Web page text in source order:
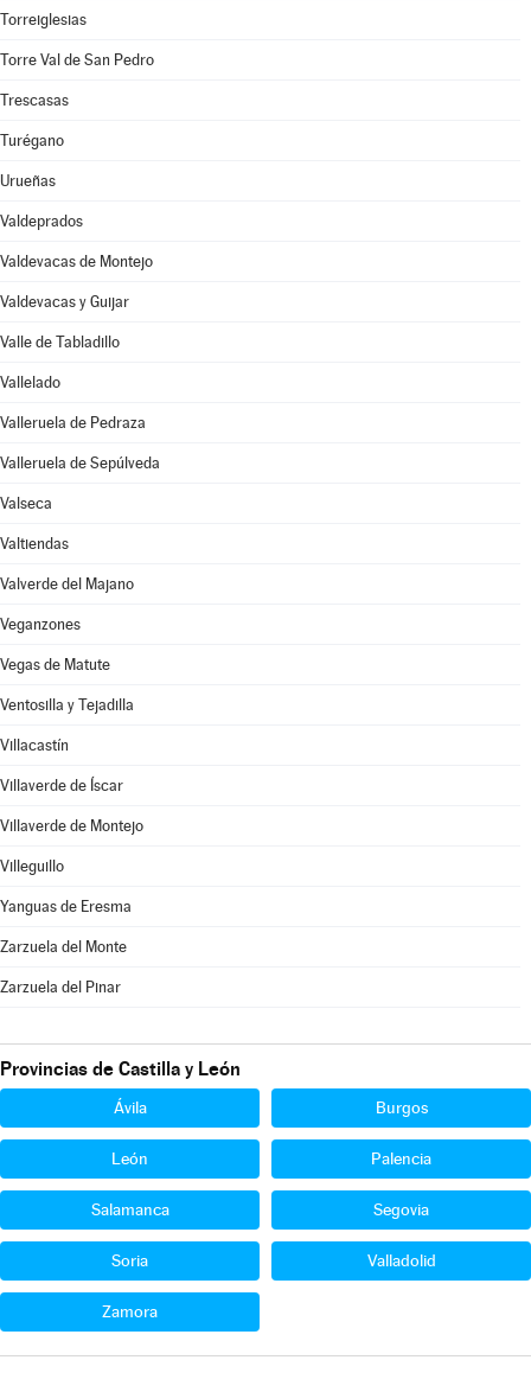
Torreiglesias
Torre Val de San Pedro
Trescasas
Turégano
Urueñas
Valdeprados
Valdevacas de Montejo
Valdevacas y Guijar
Valle de Tabladillo
Vallelado
Valleruela de Pedraza
Valleruela de Sepúlveda
Valseca
Valtiendas
Valverde del Majano
Veganzones
Vegas de Matute
Ventosilla y Tejadilla
Villacastín
Villaverde de Íscar
Villaverde de Montejo
Villeguillo
Yanguas de Eresma
Zarzuela del Monte
Zarzuela del Pinar
Provincias de Castilla y León
Ávila Burgos
León Palencia
Salamanca Segovia
Soria Valladolid
Zamora